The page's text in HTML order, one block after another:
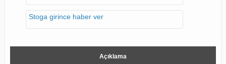
Stoga girince haber ver
Açıklama